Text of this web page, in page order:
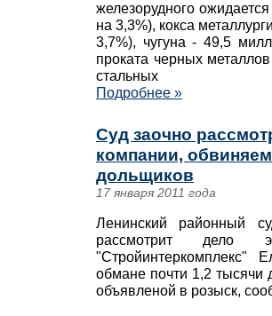
железорудного
на 3,3%), кокса
3,7%), чугуна - 49,5
проката черных
стальных
Подробнее »
Суд заочно
компании,
дольщиков
17 января 2011 года
Ленинский районный
рассмотрит дело
"Стройинтеркомплекс"
обмане почти 1,2 тысячи
объявленой в розыск,